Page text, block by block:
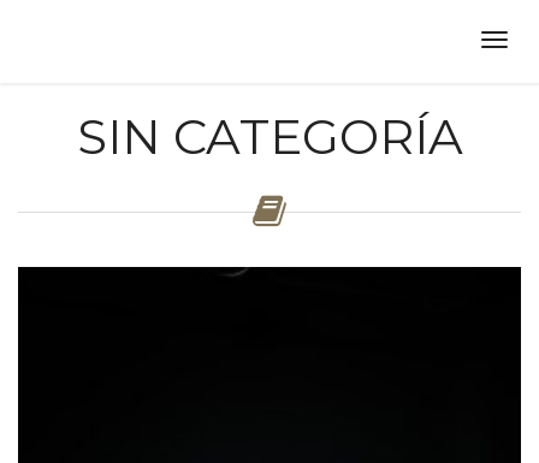
SIN CATEGORÍA